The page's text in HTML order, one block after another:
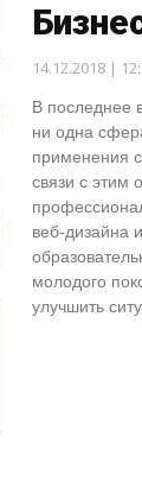
14.12.2018 |
В последнее
ни одна
применения
связи с этим
веб-дизайна
молодого
улучшить